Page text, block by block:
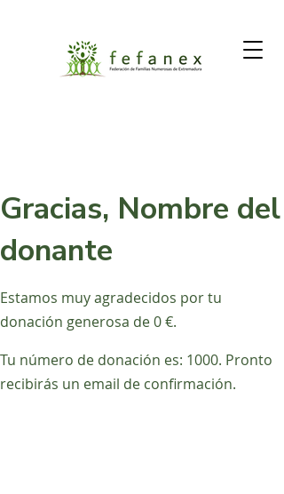
Gracias, Nombre del
donante
Estamos muy agradecidos por tu
donación generosa de 0 €.
Tu número de donación es: 1000. Pronto
recibirás un email de confirmación.